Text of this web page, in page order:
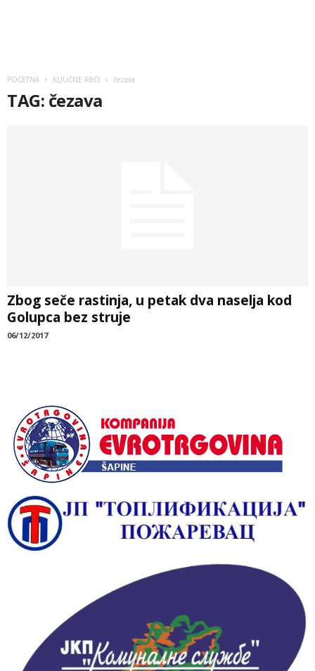
POČETNA KLJUČNE REČI čezava
TAG: čezava
Zbog seče rastinja, u petak dva naselja kod
Golupca bez struje
06/12/2017